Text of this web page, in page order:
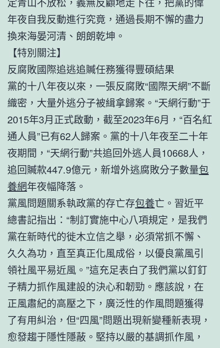
年夜自我反動進行究竟，通過長期不懈的盡力
換來海晏河清、朗朗乾坤。
【特別關注】
反腐敗國際追逃追贓任務獲得豐碩結果
黨的十八年夜以來，一張反腐敗“國際天網”不斷
織密，大量外逃分子被緝拿歸案。“天網行動”于
2015年3月正式啟動，截至2023年6月，“百名紅
通人員”已有62人歸案。黨的十八年夜至二十年
夜期間，“天網行動”共追回外逃人員10668人，
追回贓款447.9億元，新增外逃腐敗分子數量包
養網年夜幅降落。
黨風問題關系執政黨的存亡存包養亡。習近平
總書記指出：“制訂實施中心八項規定，是我們
黨在新時代的徙木立信之舉，必須常抓不懈、
久久為功，直至真正化風成俗，以優良黨風引
領社風平易近風。”這充足表白了我們黨以釘釘
子精力抓作風建設的決心和韌勁。應該說，在
正風肅紀的高壓之下，廣泛性的作風問題獲得
了有用糾治，但“四風”問題出現新變種新表現，
愈發趨于隱性隱蔽。堅持以嚴的基調抓作風，